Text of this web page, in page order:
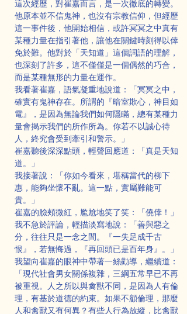
這次經歷，對崔嘉而言，是一次徹底的轉變。
他原本並不信鬼神，也沒有宗教信仰，但經歷
這一事件後，他開始相信，或許冥冥之中真有
某種力量在指引著他，讓他在關鍵時刻得以倖
免於難。他對於「天知道」這個詞語的理解，
也深刻了許多，這不僅僅是一個偶然的巧合，
而是某種無形的力量在運作。
我看著崔嘉，語氣凝重地說道：「冥冥之中，
確實有鬼神存在。所謂的『暗室欺心，神目如
電』，是因為無論我們如何隱瞞，總有某種力
量會揭示我們的所作所為。你若不以誠心待
人，終究會受到牽引和警示。」
崔嘉聽後深深點頭，輕聲回應道：「真是天知
道。」
我接著說：「你如今看來，堪稱當代的柳下
惠，能夠坐懷不亂。這一點，實屬難能可
貴。」
崔嘉的臉頰微紅，尷尬地笑了笑：「僥倖！」
我不急於評論，輕描淡寫地說：「善與惡之
分，往往只是一念之間。『一失足成千古
恨』，若無悔過，『再回頭已是百年身』。」
我望向崔嘉的眼神中帶著一絲勸導，繼續道：
「現代社會男女關係複雜，三綱五常早已不再
被重視。人之所以與禽獸不同，是因為人有倫
理，有基於道德的約束。如果不顧倫理，那麼
人和禽獸又有何異？有些人行為放縱，比禽獸